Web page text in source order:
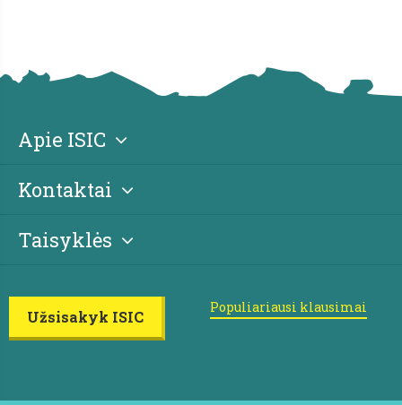
Apie ISIC
Kontaktai
Taisyklės
Užsisakyk ISIC
Populiariausi klausimai